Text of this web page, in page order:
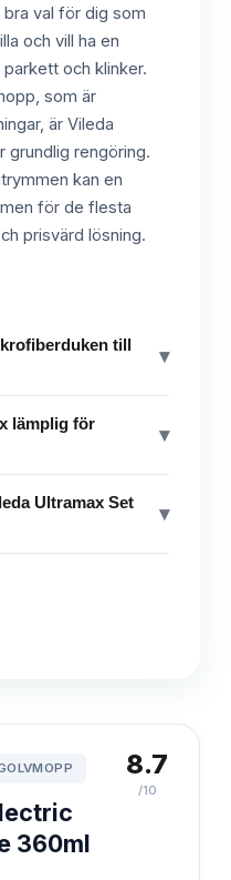
val för dig som
och vill ha en
och klinker.
som är
är Vileda
grundlig rengöring.
kan en
för de flesta
prisvärd lösning.
till
▾
lämplig för
▾
Ultramax Set
▾
360ml
8.7
/10